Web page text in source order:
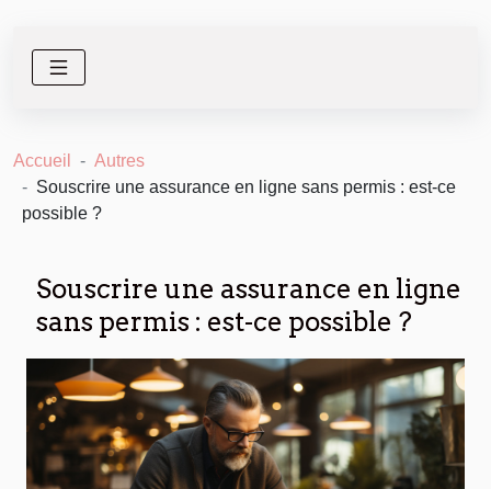
Accueil
Autres
Souscrire une assurance en ligne sans permis : est-ce
possible ?
Souscrire une assurance en ligne
sans permis : est-ce possible ?